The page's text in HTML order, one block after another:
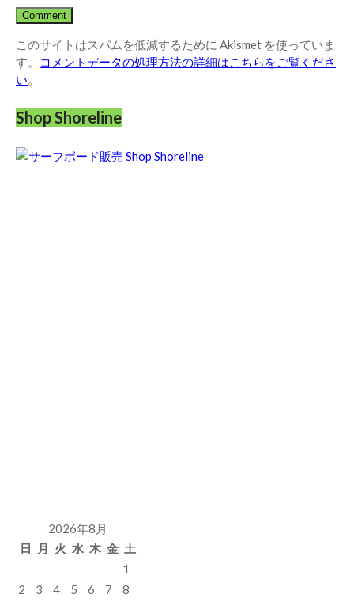
このサイトはスパムを低減するために Akismet を使っていま
す。
コメントデータの処理方法の詳細はこちらをご覧くださ
い。
Shop Shoreline
2026年8月
日
月 火 水 木 金 土
1
2
3 4 5 6 7
8